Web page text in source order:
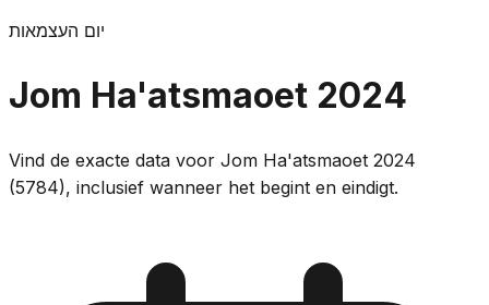
יום העצמאות
Jom Ha'atsmaoet 2024
Vind de exacte data voor Jom Ha'atsmaoet 2024
(5784), inclusief wanneer het begint en eindigt.